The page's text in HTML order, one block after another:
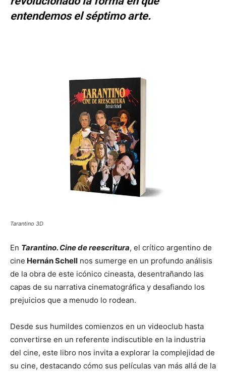
entendemos el séptimo arte.
Tarantino 3D
En Tarantino. Cine de reescritura, el crítico argentino de
cine Hernán Schell nos sumerge en un profundo análisis
de la obra de este icónico cineasta, desentrañando las
capas de su narrativa cinematográfica y desafiando los
prejuicios que a menudo lo rodean.
Desde sus humildes comienzos en un videoclub hasta
convertirse en un referente indiscutible en la industria
del cine, este libro nos invita a explorar la complejidad de
su cine, destacando cómo sus películas van más allá de la